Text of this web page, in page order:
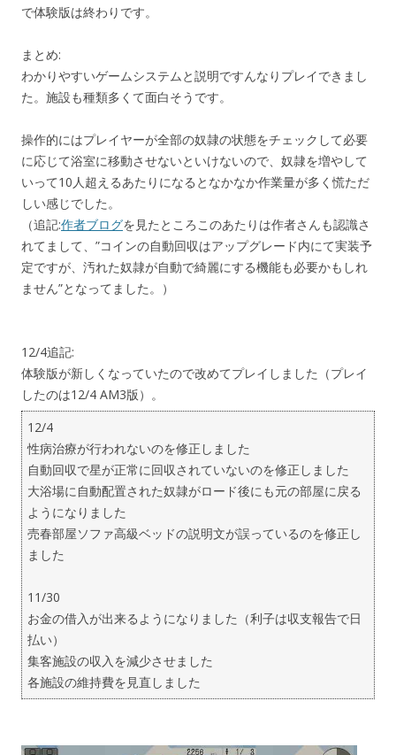
で体験版は終わりです。
まとめ:
わかりやすいゲームシステムと説明ですんなりプレイできまし
た。施設も種類多くて面白そうです。
操作的にはプレイヤーが全部の奴隷の状態をチェックして必要
に応じて浴室に移動させないといけないので、奴隷を増やして
いって10人超えるあたりになるとなかなか作業量が多く慌ただ
しい感じでした。
（追記:作者ブログを見たところこのあたりは作者さんも認識さ
れてまして、”コインの自動回収はアップグレード内にて実装予
定ですが、汚れた奴隷が自動で綺麗にする機能も必要かもしれ
ません”となってました。）
12/4追記:
体験版が新しくなっていたので改めてプレイしました（プレイ
したのは12/4 AM3版）。
12/4
性病治療が行われないのを修正しました
自動回収で星が正常に回収されていないのを修正しました
大浴場に自動配置された奴隷がロード後にも元の部屋に戻る
ようになりました
売春部屋ソファ高級ベッドの説明文が誤っているのを修正し
ました
11/30
お金の借入が出来るようになりました（利子は収支報告で日
払い）
集客施設の収入を減少させました
各施設の維持費を見直しました